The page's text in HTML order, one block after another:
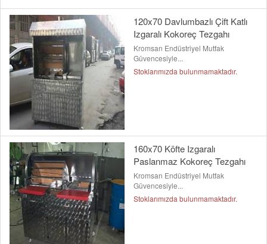
120x70 Davlumbazlı Çift Katlı
Izgaralı Kokoreç Tezgahı
Kromsan Endüstriyel Mutfak
Güvencesiyle...
Stoklarımızda bulunmamaktadır.
160x70 Köfte Izgaralı
Paslanmaz Kokoreç Tezgahı
Kromsan Endüstriyel Mutfak
Güvencesiyle...
Stoklarımızda bulunmamaktadır.